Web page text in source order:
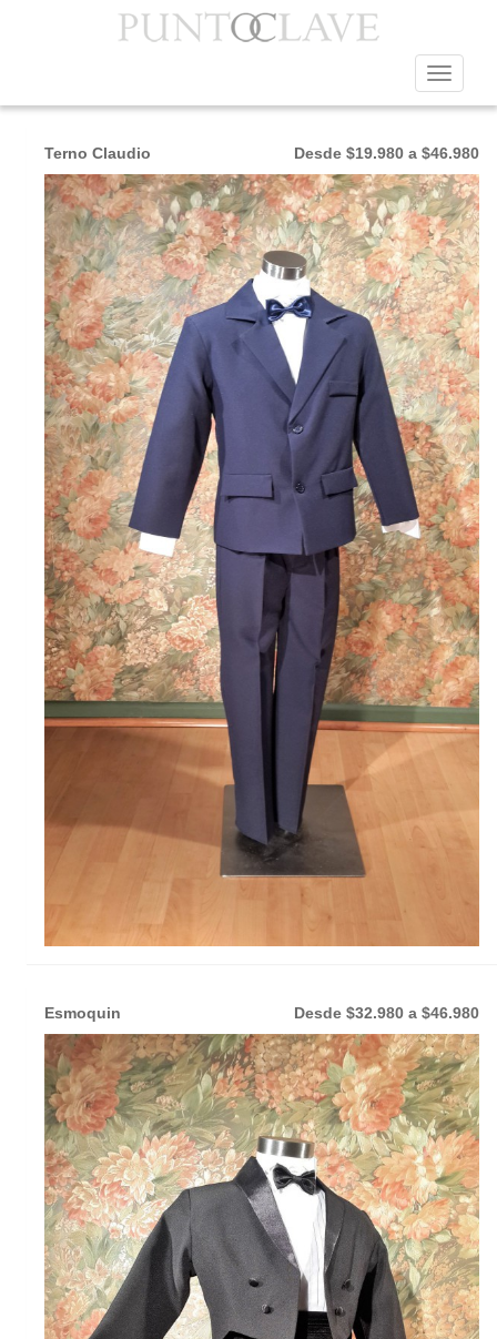
Toggle
Terno Claudio Desde $19.980 a $46.980
Esmoquin Desde $32.980 a $46.980